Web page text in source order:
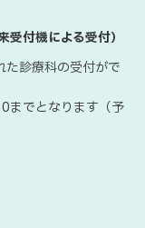
受付機による受付）
診療科の受付がで
までとなります（予